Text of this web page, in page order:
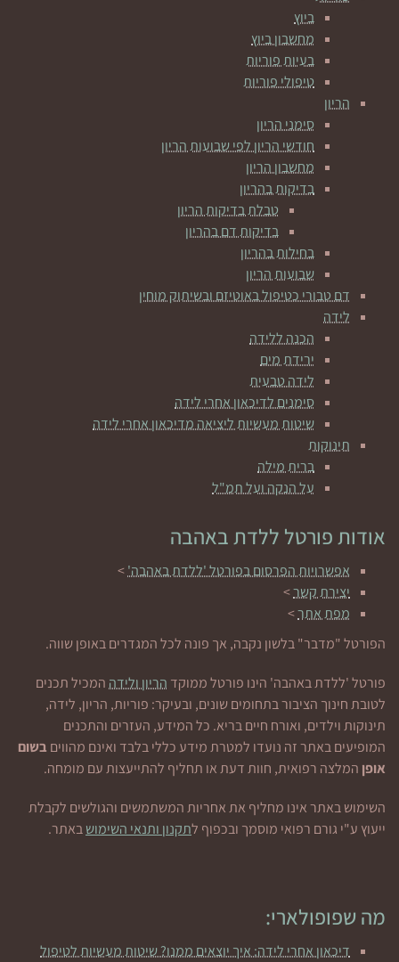
ביוץ
מחשבון ביוץ
בעיות פוריות
טיפולי פוריות
הריון
סימני הריון
חודשי הריון לפי שבועות הריון
מחשבון הריון
בדיקות בהריון
טבלת בדיקות הריון
בדיקות דם בהריון
בחילות בהריון
שבועות הריון
דם טבורי כטיפול באוטיזם ובשיתוק מוחין
לידה
הכנה ללידה
ירידת מים
לידה טבעית
סימנים לדיכאון אחרי לידה
שיטות מעשיות ליציאה מדיכאון אחרי לידה
תינוקות
ברית מילה
על הנקה ועל תמ"ל
אודות פורטל ללדת באהבה
אפשרויות הפרסום בפורטל 'ללדת באהבה'>
יצירת קשר>
מפת אתר>
הפורטל "מדבר" בלשון נקבה, אך פונה לכל המגדרים באופן שווה.
פורטל 'ללדת באהבה' הינו פורטל ממוקד הריון ולידההמכיל תכנים
לטובת חינוך הציבור בתחומים שונים, ובעיקר: פוריות, הריון, לידה,
תינוקות וילדים, ואורח חיים בריא. כל המידע, העזרים והתכנים
המופיעים באתר זה נועדו למטרת מידע כללי בלבד ואינם מהוויםבשום
אופן המלצה רפואית, חוות דעת או תחליף להתייעצות עם מומחה.
השימוש באתר אינו מחליף את אחריות המשתמשים והגולשים לקבלת
ייעוץ ע"י גורם רפואי מוסמך ובכפוף לתקנון ותנאי השימושבאתר.
מה שפופולארי:
דיכאון אחרי לידה: איך יוצאים ממנו? שיטות מעשיות לטיפול